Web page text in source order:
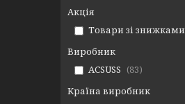
Акція
Товари зі знижками
Виробник
ACSUSS
83
Країна виробник